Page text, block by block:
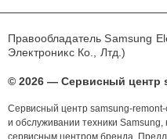
Правообладатель Samsung
Электроникс Ко., Лтд.)
© 2026 — Сервисный центр
Сервисный центр samsung-
и обслуживании техники
сервисным центром бренда.